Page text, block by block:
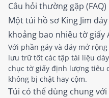
Câu hỏi thường gặp (FAQ)
Một túi hồ sơ King Jim
khoảng bao nhiêu tờ giấy
Với phần gáy và đáy mở
lưu trữ tốt các tập tài liệu
chục tờ giấy định lượng tiêu
không bị chật hay cộm.
Túi có thể dùng chung